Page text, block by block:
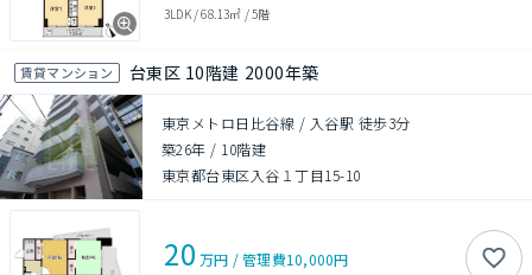
3LDK/68.13㎡ /5階
賃貸マンション 台東区 10階建 2000年築
東京メトロ日比谷線 / 入谷駅 徒歩3分
築26年 / 10階建
東京都台東区入谷１丁目15-10
20 万円 /管理費10,000円